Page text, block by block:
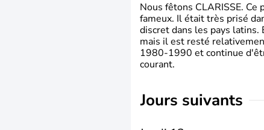
Nous fêtons CLARISSE.
fameux. Il était très prisé
discret dans les pays latins.
mais il est resté
1980-1990 et continue
courant.
jours suivants